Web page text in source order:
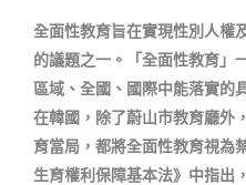
全面性教育旨在實現性別人權
的議題之一。「全面性教育」
區域、全國、國際中能落實的
在韓國，除了蔚山市教育廳外
育當局，都將全面性教育視為
生育權利保障基本法》中指出